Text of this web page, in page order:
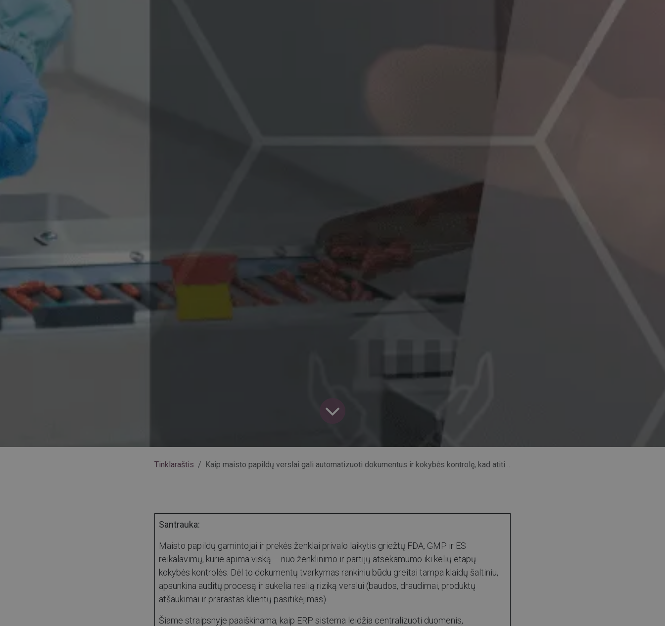
Tinklaraštis Kaip maisto papildų verslai gali automatizuoti dokumentus ir kokybės kontrolę, kad atitiktų reikalavimus
Santrauka:
Maisto papildų gamintojai ir prekės ženklai privalo laikytis griežtų FDA, GMP ir ES
reikalavimų, kurie apima viską – nuo ženklinimo ir partijų atsekamumo iki kelių etapų
kokybės kontrolės. Dėl to dokumentų tvarkymas rankiniu būdu greitai tampa klaidų šaltiniu,
apsunkina auditų procesą ir sukelia realią riziką verslui (baudos, draudimai, produktų
atšaukimai ir prarastas klientų pasitikėjimas).
Šiame straipsnyje paaiškinama, kaip ERP sistema leidžia centralizuoti duomenis,